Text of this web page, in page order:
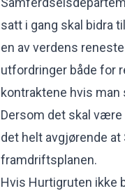
satt i gang skal bidra
en av verdens
utfordringer både for
kontraktene hvis man
Dersom det skal
det helt avgjørende
framdriftsplanen.
Hvis Hurtigruten ikke